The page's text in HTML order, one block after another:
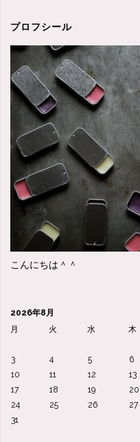
き
と
遅
咲
き
と
あ
プロフシール
こんにちは＾＾
2026年8月
月
火 水 木
3
4 5 6
10
11 12 13
17
18 19 20
24
25 26 27
31